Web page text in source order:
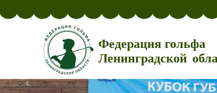
Федерация гольфа
Ленинградской